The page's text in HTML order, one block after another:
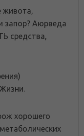
живота,
запор? Аюрведа
средства,
хорошего